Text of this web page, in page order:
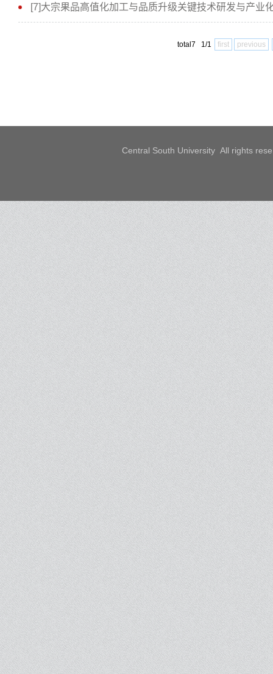
[7]大宗果品高值化加工与品质升级关键技术研发与产业
total7 1/1 first previous
Central South University All rights